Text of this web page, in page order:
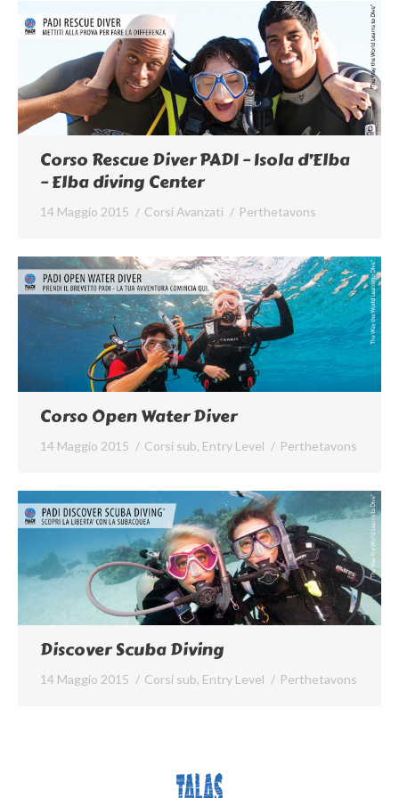
Corso Rescue Diver PADI – Isola d’Elba
– Elba diving Center
14 Maggio 2015 Corsi Avanzati Perthetavons
Corso Open Water Diver
14 Maggio 2015 Corsi sub, Entry Level Perthetavons
Discover Scuba Diving
14 Maggio 2015 Corsi sub, Entry Level Perthetavons